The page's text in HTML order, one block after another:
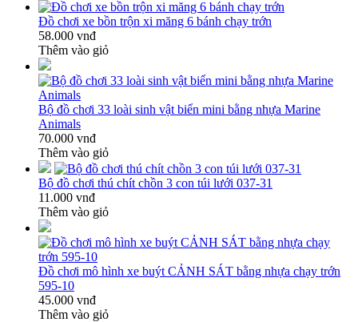
Đồ chơi xe bồn trộn xi măng 6 bánh chạy trớn
58.000 vnđ
Thêm vào giỏ
Bộ đồ chơi 33 loài sinh vật biển mini bằng nhựa Marine
Animals
70.000 vnđ
Thêm vào giỏ
Bộ đồ chơi thú chít chồn 3 con túi lưới 037-31
11.000 vnđ
Thêm vào giỏ
Đồ chơi mô hình xe buýt CẢNH SÁT bằng nhựa chạy trớn
595-10
45.000 vnđ
Thêm vào giỏ